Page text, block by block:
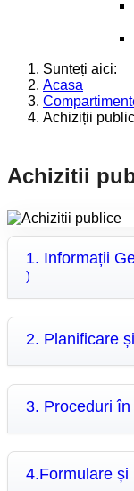
Sunteți aici:
Acasa
Achiziții
Achizitii
1. Informații
)
2. Planificare
3. Proceduri
4.Formulare și